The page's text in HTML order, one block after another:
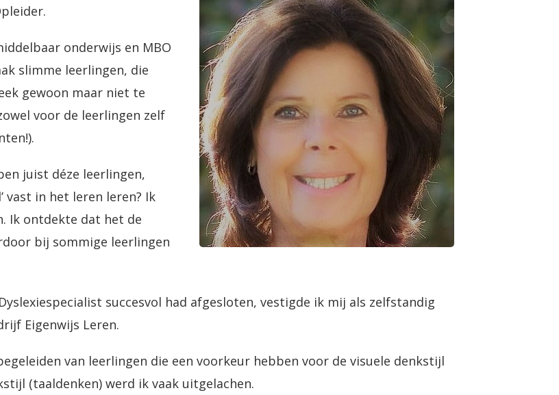
onderwijs en MBO
slimme leerlingen, die
gewoon maar niet te
voor de leerlingen zelf
juist déze leerlingen,
vast in het leren leren? Ik
Ik ontdekte dat het de
bij sommige leerlingen
succesvol had afgesloten, vestigde ik mij als zelfstandig
Eigenwijs Leren.
van leerlingen die een voorkeur hebben voor de visuele denkstijl
(taaldenken) werd ik vaak uitgelachen.